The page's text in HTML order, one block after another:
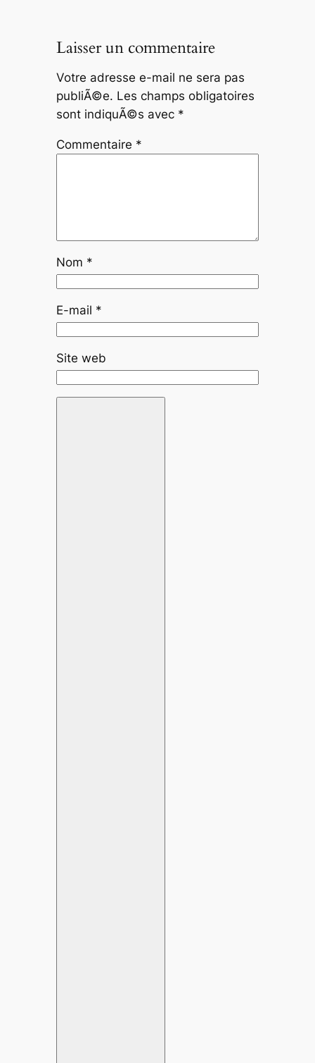
Laisser un commentaire
Votre adresse e-mail ne sera pas
publiÃ©e. Les champs obligatoires
sont indiquÃ©s avec *
Commentaire *
Nom *
E-mail *
Site web